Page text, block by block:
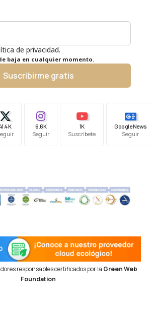
de privacidad.
baja en cualquier momento.
Suscribirme gratis
6.6K
Seguir
1K
Suscríbete
Google News
Seguir
responsables certificados por la Green Web
Foundation